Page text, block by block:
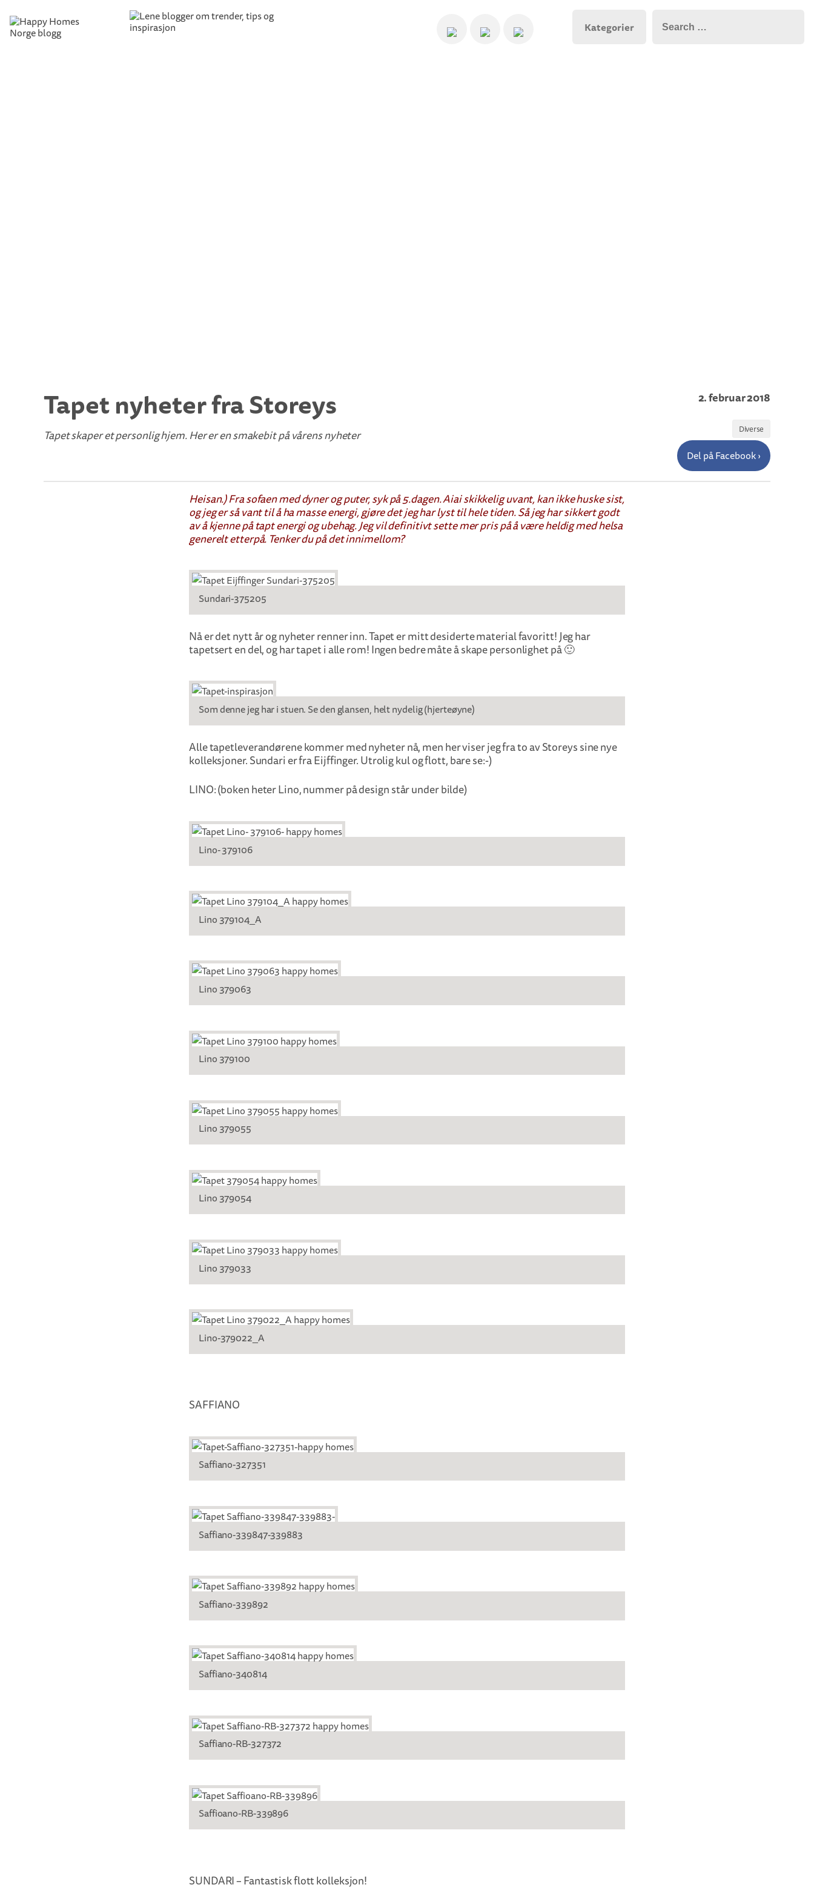
Kategorier
Tapet nyheter fra Storeys
Tapet skaper et personlig hjem. Her er en smakebit på vårens nyheter
2. februar 2018
Diverse
Del på Facebook ›
Heisan.) Fra sofaen med dyner og puter, syk på 5.dagen. Aiai skikkelig uvant, kan ikke huske sist,
og jeg er så vant til å ha masse energi, gjøre det jeg har lyst til hele tiden. Så jeg har sikkert godt
av å kjenne på tapt energi og ubehag. Jeg vil definitivt sette mer pris på å være heldig med helsa
generelt etterpå. Tenker du på det innimellom?
Sundari-375205
Nå er det nytt år og nyheter renner inn. Tapet er mitt desiderte material favoritt! Jeg har
tapetsert en del, og har tapet i alle rom! Ingen bedre måte å skape personlighet på 🙂
Som denne jeg har i stuen. Se den glansen, helt nydelig (hjerteøyne)
Alle tapetleverandørene kommer med nyheter nå, men her viser jeg fra to av Storeys sine nye
kolleksjoner. Sundari er fra Eijffinger. Utrolig kul og flott, bare se:-)
LINO: (boken heter Lino, nummer på design står under bilde)
Lino- 379106
Lino 379104_A
Lino 379063
Lino 379100
Lino 379055
Lino 379054
Lino 379033
Lino-379022_A
SAFFIANO
Saffiano-327351
Saffiano-339847-339883
Saffiano-339892
Saffiano-340814
Saffiano-RB-327372
Saffioano-RB-339896
SUNDARI – Fantastisk flott kolleksjon!